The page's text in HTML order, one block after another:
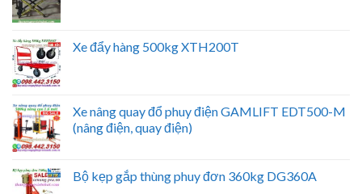
Xe đẩy hàng 500kg XTH200T
Xe nâng quay đổ phuy điện GAMLIFT EDT500-M
(nâng điện, quay điện)
Bộ kẹp gắp thùng phuy đơn 360kg DG360A